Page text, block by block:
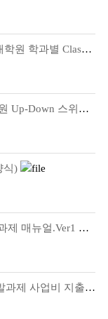
Class in Lab 증빙서류
위칭 멘토링 증빙서류
식)
제 매뉴얼.Ver1
[LINC 3.0] 2023년 산학공동기술개발과제 사업비 지출 서류 양식